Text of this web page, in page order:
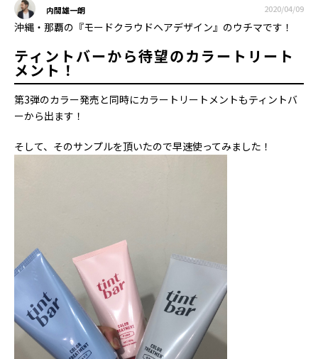
内間雄一朗 2020/04/09
沖縄・那覇の『モードクラウドヘアデザイン』のウチマです！
ティントバーから待望のカラートリート
メント！
第3弾のカラー発売と同時にカラートリートメントもティントバ
ーから出ます！
そして、そのサンプルを頂いたので早速使ってみました！